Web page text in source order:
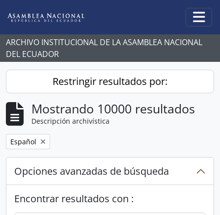
ARCHIVO INSTITUCIONAL DE LA ASAMBLEA NACIONAL
DEL ECUADOR
Restringir resultados por:
Mostrando 10000 resultados
Descripción archivística
Remove filter:
Español
Opciones avanzadas de búsqueda
Encontrar resultados con :